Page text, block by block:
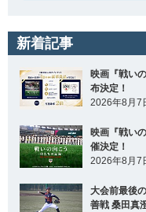
新着記事
映画『戦い
布決定！
2026年8月7
映画『戦い
催決定！
2026年8月7
大会前最後
善戦 桑田真